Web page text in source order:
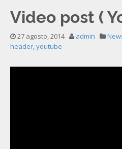
Video post (
27 agosto, 2014 admin
header,youtube